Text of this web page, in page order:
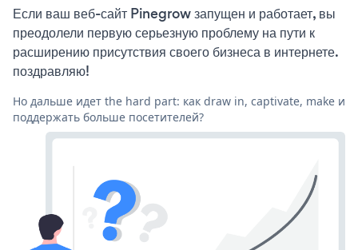
Если ваш веб-сайт Pinegrow запущен и работает, вы
преодолели первую серьезную проблему на пути к
расширению присутствия своего бизнеса в интернете.
поздравляю!
Но дальше идет the hard part: как draw in, captivate, make и
поддержать больше посетителей?